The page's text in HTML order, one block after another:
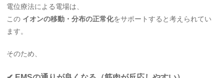
電位療法による電場は、
この イオンの移動・分布の正常化をサポートすると考えられてい
ます。
そのため、